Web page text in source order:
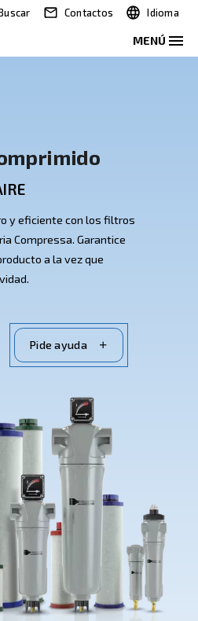
Buscar Contactos
AIRE
comprimido
puro y eficiente con los
del producto a la vez que
inactividad.
Pide ayuda